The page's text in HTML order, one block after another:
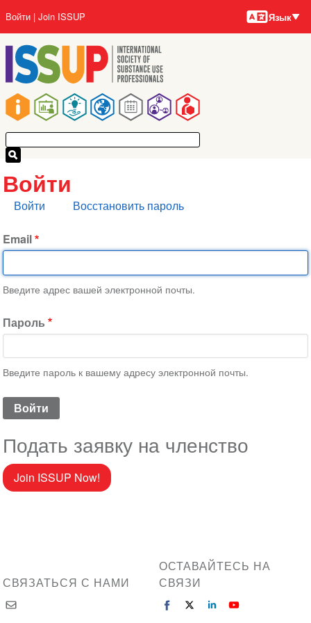
основному
содержанию
Main
navigation
User
account
menu
Войти Join ISSUP Языки
Язык
Войти
Главные
Войти Восстановить пароль
Email
Введите адрес вашей электронной почты.
Пароль
Введите пароль к вашему адресу электронной почты.
Подать заявку на членство
Join ISSUP Now!
СВЯЗАТЬСЯ С НАМИ
ОСТАВАЙТЕСЬ НА
СВЯЗИ